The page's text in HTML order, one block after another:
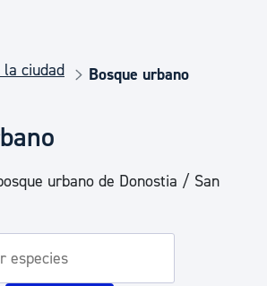
la ciudad Bosque urbano
urbano de Donostia / San